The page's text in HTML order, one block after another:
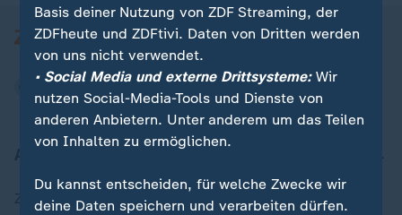
Zuletzt veröffentlicht
Basis deiner Nutzung von ZDF Streaming, der
ZDFheute und ZDFtivi. Daten von Dritten werden
von uns nicht verwendet.
• Social Media und externe Drittsysteme:Wir
nutzen Social-Media-Tools und Dienste von
anderen Anbietern. Unter anderem um das Teilen
von Inhalten zu ermöglichen.
Du kannst entscheiden, für welche Zwecke wir
deine Daten speichern und verarbeiten dürfen.